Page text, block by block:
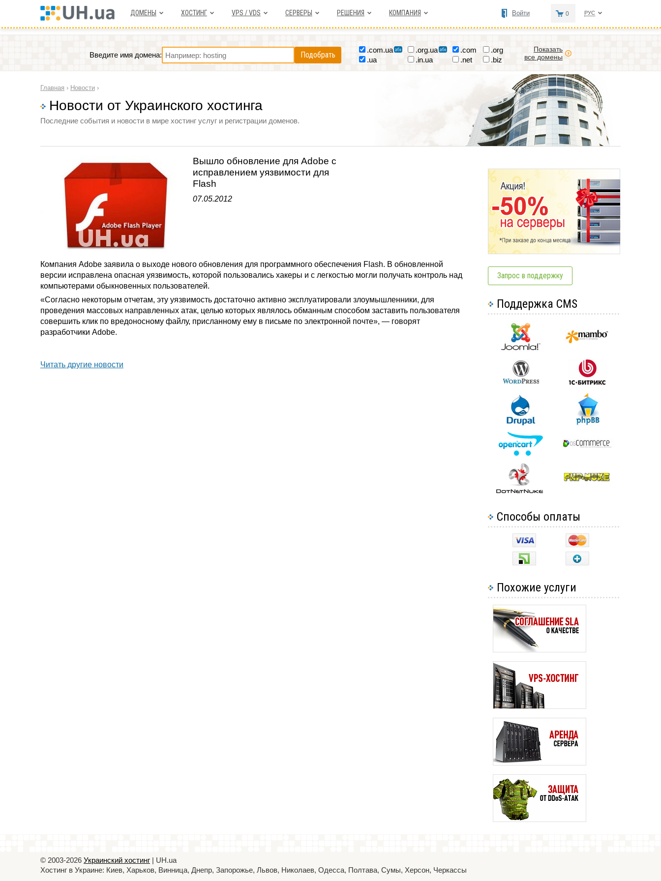
ДОМЕНЫ ХОСТИНГ VPS / VDS СЕРВЕРЫ РЕШЕНИЯ КОМПАНИЯ РУС
0
Войти
Введите имя домена: Подобрать
.com.ua .org.ua .com
.org
.ua
.in.ua .net .biz
Показать
все домены
Главная › Новости ›
Новости от Украинского хостинга
Последние события и новости в мире хостинг услуг и регистрации доменов.
Вышло обновление для Adobe с
исправлением уязвимости для
Flash
07.05.2012
Компания Adobe заявила о выходе нового обновления для программного обеспечения Flash. В обновленной
версии исправлена опасная уязвимость, которой пользовались хакеры и с легкостью могли получать контроль над
компьютерами обыкновенных пользователей.
«Согласно некоторым отчетам, эту уязвимость достаточно активно эксплуатировали злоумышленники, для
проведения массовых направленных атак, целью которых являлось обманным способом заставить пользователя
совершить клик по вредоносному файлу, присланному ему в письме по электронной почте», — говорят
разработчики Adobe.
Читать другие новости
Запрос в поддержку
Поддержка CMS
Способы оплаты
Похожие услуги
© 2003-2026 Украинский хостинг | UH.ua
Хостинг в Украине: Киев, Харьков, Винница, Днепр, Запорожье, Львов, Николаев, Одесса, Полтава, Сумы, Херсон, Черкассы